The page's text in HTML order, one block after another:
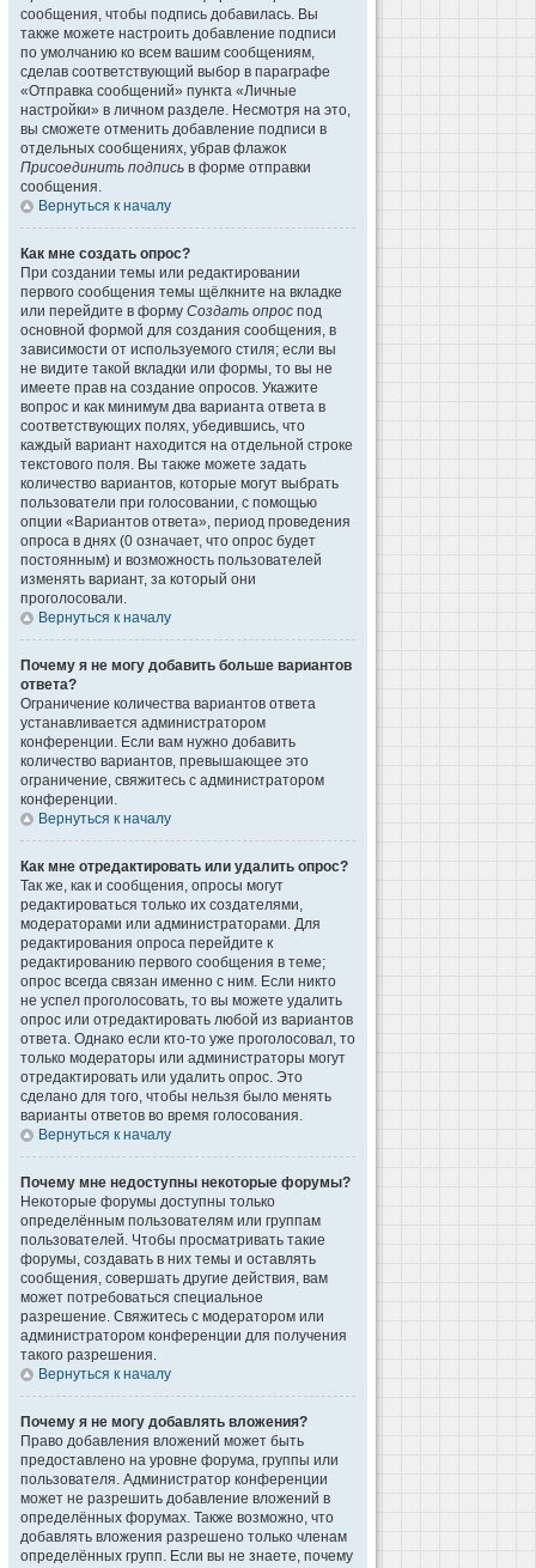
сообщения, чтобы подпись добавилась. Вы
также можете настроить добавление подписи
по умолчанию ко всем вашим сообщениям,
сделав соответствующий выбор в параграфе
«Отправка сообщений» пункта «Личные
настройки» в личном разделе. Несмотря на это,
вы сможете отменить добавление подписи в
отдельных сообщениях, убрав флажок
Присоединить подпись в форме отправки
сообщения.
Вернуться к началу
Как мне создать опрос?
При создании темы или редактировании
первого сообщения темы щёлкните на вкладке
или перейдите в форму Создать опрос под
основной формой для создания сообщения, в
зависимости от используемого стиля; если вы
не видите такой вкладки или формы, то вы не
имеете прав на создание опросов. Укажите
вопрос и как минимум два варианта ответа в
соответствующих полях, убедившись, что
каждый вариант находится на отдельной строке
текстового поля. Вы также можете задать
количество вариантов, которые могут выбрать
пользователи при голосовании, с помощью
опции «Вариантов ответа», период проведения
опроса в днях (0 означает, что опрос будет
постоянным) и возможность пользователей
изменять вариант, за который они
проголосовали.
Вернуться к началу
Почему я не могу добавить больше вариантов
ответа?
Ограничение количества вариантов ответа
устанавливается администратором
конференции. Если вам нужно добавить
количество вариантов, превышающее это
ограничение, свяжитесь с администратором
конференции.
Вернуться к началу
Как мне отредактировать или удалить опрос?
Так же, как и сообщения, опросы могут
редактироваться только их создателями,
модераторами или администраторами. Для
редактирования опроса перейдите к
редактированию первого сообщения в теме;
опрос всегда связан именно с ним. Если никто
не успел проголосовать, то вы можете удалить
опрос или отредактировать любой из вариантов
ответа. Однако если кто-то уже проголосовал, то
только модераторы или администраторы могут
отредактировать или удалить опрос. Это
сделано для того, чтобы нельзя было менять
варианты ответов во время голосования.
Вернуться к началу
Почему мне недоступны некоторые форумы?
Некоторые форумы доступны только
определённым пользователям или группам
пользователей. Чтобы просматривать такие
форумы, создавать в них темы и оставлять
сообщения, совершать другие действия, вам
может потребоваться специальное
разрешение. Свяжитесь с модератором или
администратором конференции для получения
такого разрешения.
Вернуться к началу
Почему я не могу добавлять вложения?
Право добавления вложений может быть
предоставлено на уровне форума, группы или
пользователя. Администратор конференции
может не разрешить добавление вложений в
определённых форумах. Также возможно, что
добавлять вложения разрешено только членам
определённых групп. Если вы не знаете, почему